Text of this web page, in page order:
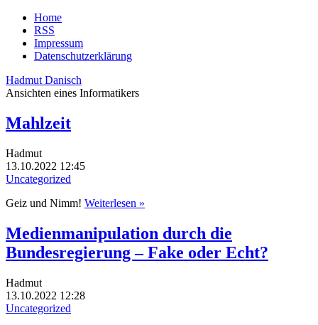
Home
RSS
Impressum
Datenschutzerklärung
Hadmut Danisch
Ansichten eines Informatikers
Mahlzeit
Hadmut
13.10.2022 12:45
Uncategorized
Geiz und Nimm! Weiterlesen »
Medienmanipulation durch die
Bundesregierung – Fake oder Echt?
Hadmut
13.10.2022 12:28
Uncategorized